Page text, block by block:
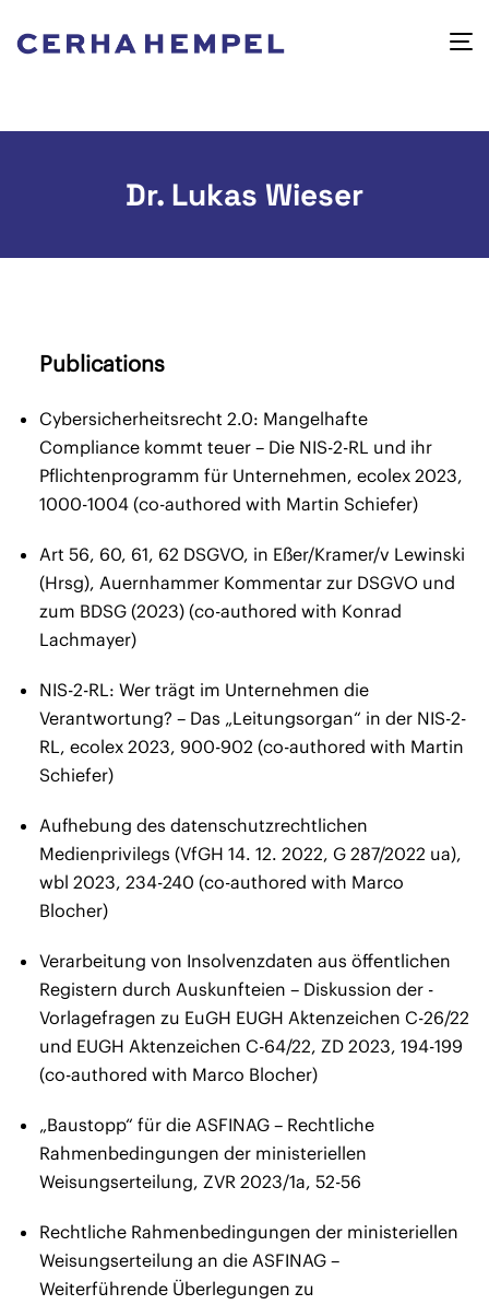
Dr. Lukas Wieser
Publications
Cybersicherheitsrecht 2.0: Mangelhafte
Compliance kommt teuer – Die NIS-2-RL und ihr
Pflichtenprogramm für Unternehmen, ecolex 2023,
1000-1004 (co-authored with Martin Schiefer)
Art 56, 60, 61, 62 DSGVO, in Eßer/Kramer/v Lewinski
(Hrsg), Auernhammer Kommentar zur DSGVO und
zum BDSG (2023) (co-authored with Konrad
Lachmayer)
NIS-2-RL: Wer trägt im Unternehmen die
Verantwortung? – Das „Leitungsorgan“ in der NIS-2-
RL, ecolex 2023, 900-902 (co-authored with Martin
Schiefer)
Aufhebung des datenschutzrechtlichen
Medienprivilegs (VfGH 14. 12. 2022, G 287/2022 ua),
wbl 2023, 234-240 (co-authored with Marco
Blocher)
Verarbeitung von Insolvenzdaten aus öffentlichen
Registern durch Auskunfteien – Diskussion der -
Vorlagefragen zu EuGH EUGH Aktenzeichen C-26/22
und EUGH Aktenzeichen C-64/22, ZD 2023, 194-199
(co-authored with Marco Blocher)
„Baustopp“ für die ASFINAG – Rechtliche
Rahmenbedingungen der ministeriellen
Weisungserteilung, ZVR 2023/1a, 52-56
Rechtliche Rahmenbedingungen der ministeriellen
Weisungserteilung an die ASFINAG –
Weiterführende Überlegungen zu